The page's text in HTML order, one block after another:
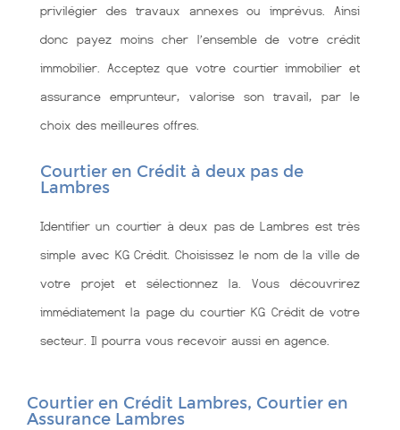
privilégier des travaux annexes ou imprévus. Ainsi
donc payez moins cher l’ensemble de votre crédit
immobilier. Acceptez que votre courtier immobilier et
assurance emprunteur, valorise son travail, par le
choix des meilleures offres.
Courtier en Crédit à deux pas de
Lambres
Identifier un courtier à deux pas de Lambres est très
simple avec KG Crédit. Choisissez le nom de la ville de
votre projet et sélectionnez la. Vous découvrirez
immédiatement la page du courtier KG Crédit de votre
secteur. Il pourra vous recevoir aussi en agence.
Courtier en Crédit Lambres, Courtier en
Assurance Lambres